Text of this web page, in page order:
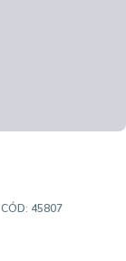
CÓD: 45807